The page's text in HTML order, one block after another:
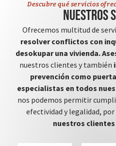
Descubre qué servicios
Nuestros
Ofrecemos multitud de
resolver conflictos con
desokupar una vivienda.
nuestros clientes y también
prevención como
especialistas en todos
nos podemos permitir
efectividad y legalidad, por
nuestros